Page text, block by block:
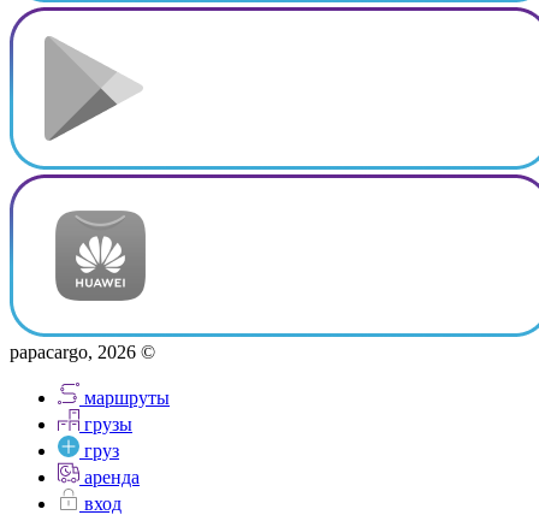
papacargo, 2026 ©
маршруты
грузы
груз
аренда
вход